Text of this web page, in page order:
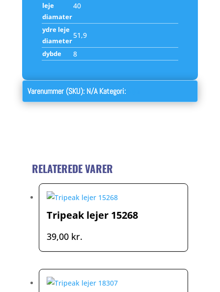
leje
diamater
40
ydre leje
diameter
51,9
dybde 8
Varenummer (SKU): N/A Kategori:
RELATEREDE VARER
Tripeak lejer 15268
39,00 kr.